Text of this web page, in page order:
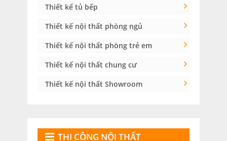
Thiết kế tủ bếp
Thiết kế nội thất phòng ngủ
Thiết kế nội thất phòng trẻ em
Thiết kế nội thất chung cư
Thiết kế nội thất Showroom
THI CÔNG NỘI THẤT